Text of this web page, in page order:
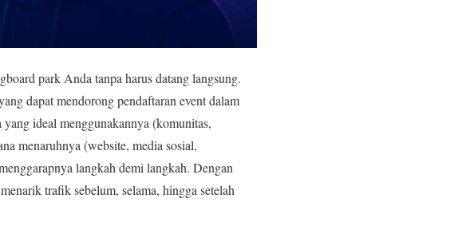
park Anda tanpa harus datang langsung.
dapat mendorong pendaftaran event dalam
ideal menggunakannya (komunitas,
menaruhnya (website, media sosial,
langkah demi langkah. Dengan
trafik sebelum, selama, hingga setelah